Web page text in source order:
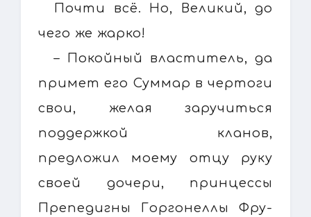
Почти всё. Но, Великий, до
чего же жарко!
– Покойный властитель, да
примет его Суммар в чертоги
свои, желая заручиться
поддержкой кланов,
предложил моему отцу руку
своей дочери, принцессы
Препедигны Горгонеллы Фру-